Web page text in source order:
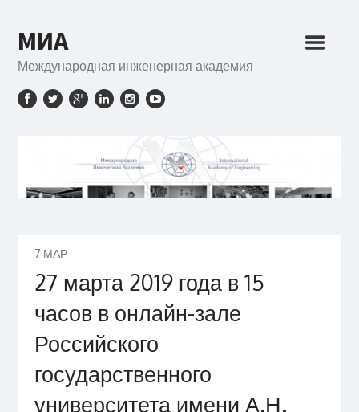
МИА
Международная инженерная академия
7 МАР
27 марта 2019 года в 15
часов в онлайн-зале
Российского
государственного
университета имени А.Н.